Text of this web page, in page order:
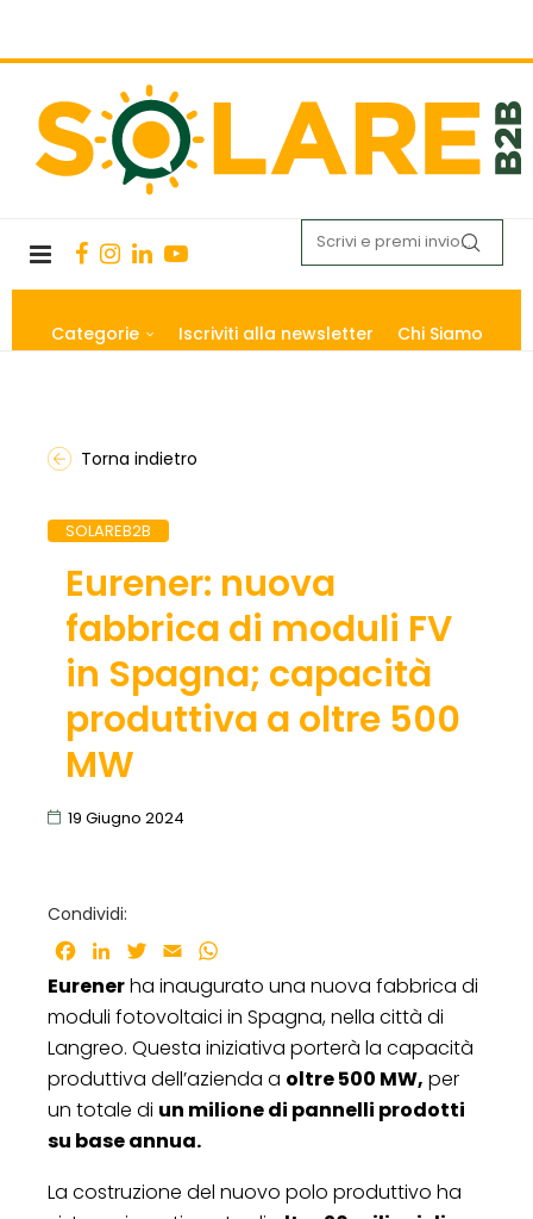
Categorie Iscriviti alla newsletter Chi Siamo
Torna indietro
SOLAREB2B
Eurener: nuova
fabbrica di moduli FV
in Spagna; capacità
produttiva a oltre 500
MW
19 Giugno 2024
Condividi:
Facebook
LinkedInTwitter
Email
Eurenerha inaugurato una nuova fabbrica di
moduli fotovoltaici in Spagna, nella città di
Langreo. Questa iniziativa porterà la capacità
produttiva dell’azienda a oltre 500 MW, per
un totale di un milione di pannelli prodotti
su base annua.
La costruzione del nuovo polo produttivo ha